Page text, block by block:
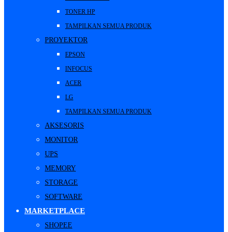
TONER HP
TAMPILKAN SEMUA PRODUK
PROYEKTOR
EPSON
INFOCUS
ACER
LG
TAMPILKAN SEMUA PRODUK
AKSESORIS
MONITOR
UPS
MEMORY
STORAGE
SOFTWARE
MARKETPLACE
SHOPEE